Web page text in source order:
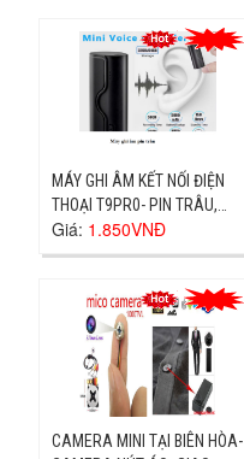
MÁY GHI ÂM KẾT NỐI ĐIỆN
THOẠI T9PR0- PIN TRÂU,
GHI ÂM XA-GIAO NHANH
Giá: 1.850VNĐ
CAMERA MINI TẠI BIÊN HÒA-